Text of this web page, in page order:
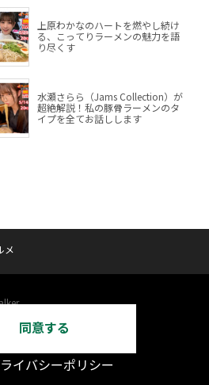
上原わかなのハートを燃やし続け
る、こってりラーメンの魅力を語
り尽くす
水瀬さらら（Jams Collection）が
超絶解説！私の豚骨ラーメンのタ
イプを全てお話しします
メ
同意する
イバシーポリシー